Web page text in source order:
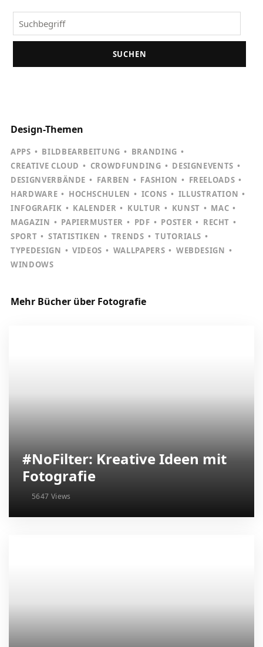
SUCHEN
Design-Themen
APPS BILDBEARBEITUNG
BRANDING
CREATIVE CLOUD
CROWDFUNDING
DESIGNEVENTS
DESIGNVERBÄNDE
FARBEN FASHION
FREELOADS
HARDWARE
HOCHSCHULEN ICONS
ILLUSTRATION
INFOGRAFIK
KALENDER KULTUR KUNST
MAC
MAGAZIN
PAPIERMUSTER PDF POSTER
RECHT
SPORT
STATISTIKEN TRENDS
TUTORIALS
TYPEDESIGN
VIDEOS WALLPAPERS
WEBDESIGN
WINDOWS
Mehr Bücher über Fotografie
#NoFilter: Kreative Ideen mit
Fotografie
5647 Views